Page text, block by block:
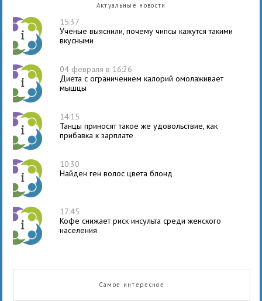
Актуальные новости
15:37
Ученые выяснили, почему чипсы кажутся такими
вкусными
04 февраля в 16:26
Диета с ограничением калорий омолаживает
мышцы
14:15
Танцы приносят такое же удовольствие, как
прибавка к зарплате
10:30
Найден ген волос цвета блонд
17:45
Кофе снижает риск инсульта среди женского
населения
Самое интересное